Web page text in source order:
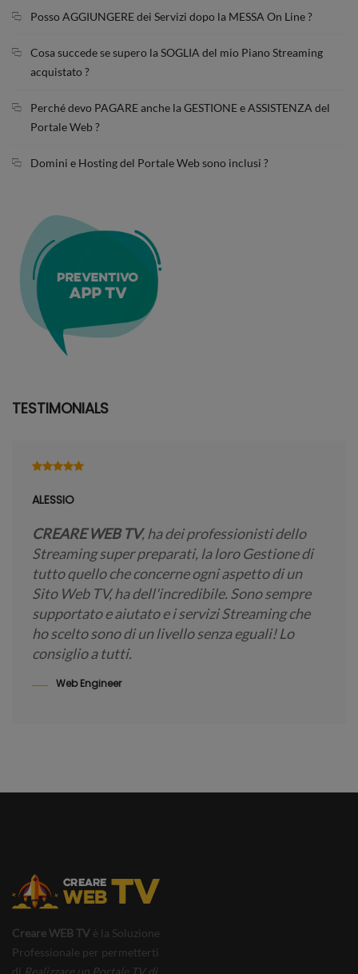
Posso AGGIUNGERE dei Servizi dopo la MESSA On Line ?
Cosa succede se supero la SOGLIA del mio Piano Streaming
acquistato ?
Perché devo PAGARE anche la GESTIONE e ASSISTENZA del
Portale Web ?
Domini e Hosting del Portale Web sono inclusi ?
TESTIMONIALS
ALESSIO
CREARE WEB TV, ha dei professionisti dello
Streaming super preparati, la loro Gestione di
tutto quello che concerne ogni aspetto di un
Sito Web TV, ha dell'incredibile. Sono sempre
supportato e aiutato e i servizi Streaming che
ho scelto sono di un livello senza eguali! Lo
consiglio a tutti.
Web Engineer
Creare WEB TV è la Soluzione
Professionale per permetterti
di Realizzare un Portale TV di